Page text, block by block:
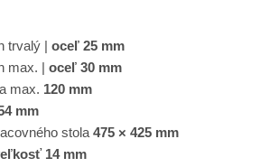
trvalý |oceľ 25 mm
max. |oceľ 30 mm
max. 120 mm
mm
stola475 × 425 mm
14 mm